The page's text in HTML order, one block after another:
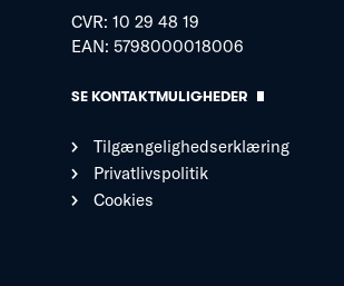
CVR: 10 29 48 19
EAN: 5798000018006
SE KONTAKTMULIGHEDER
Tilgængelighedserklæring
Privatlivspolitik
Cookies